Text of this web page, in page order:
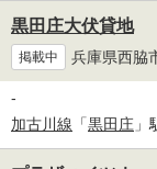
黒田庄大伏貸地
掲載中 兵庫県西脇
-
加古川線 「黒田庄 」